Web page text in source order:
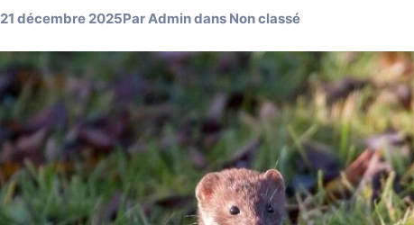
21 décembre 2025ParAdmindans Non classé